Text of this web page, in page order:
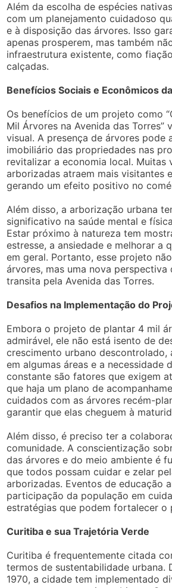
Além da escolha de espécies
com um planejamento cuidadoso
e à disposição das árvores. Isso
apenas prosperem, mas também
infraestrutura existente, como
calçadas.
Benefícios Sociais e Econômicos
Os benefícios de um projeto como
Mil Árvores na Avenida das Torres”
visual. A presença de árvores pode
imobiliário das propriedades nas
revitalizar a economia local. Muitas
arborizadas atraem mais visitantes
gerando um efeito positivo no
Além disso, a arborização urbana
significativo na saúde mental e
Estar próximo à natureza tem
estresse, a ansiedade e melhorar a
em geral. Portanto, esse projeto
árvores, mas uma nova perspectiva
transita pela Avenida das Torres.
Desafios na Implementação do
Embora o projeto de plantar 4 mil
admirável, ele não está isento de
crescimento urbano descontrolado,
em algumas áreas e a necessidade
constante são fatores que exigem
que haja um plano de
cuidados com as árvores recém-
garantir que elas cheguem à
Além disso, é preciso ter a
comunidade. A conscientização
das árvores e do meio ambiente é
que todos possam cuidar e zelar
arborizadas. Eventos de educação
participação da população em
estratégias que podem fortalecer o
Curitiba e sua Trajetória Verde
Curitiba é frequentemente citada
termos de sustentabilidade urbana.
1970, a cidade tem implementado